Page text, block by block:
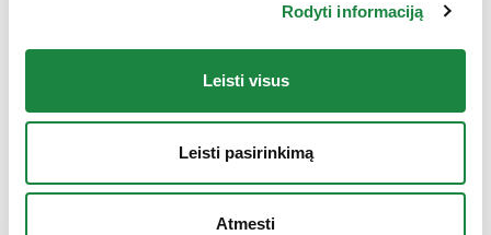
Rodyti informaciją
Leisti visus
Leisti pasirinkimą
Atmesti
I-V: 8:00-16:30
eshop@aconitum.lt